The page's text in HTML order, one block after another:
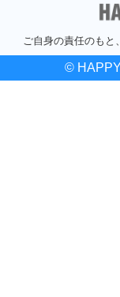
ご自身の責任のもと
©